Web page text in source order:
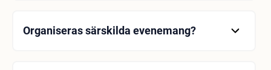
Organiseras särskilda evenemang?